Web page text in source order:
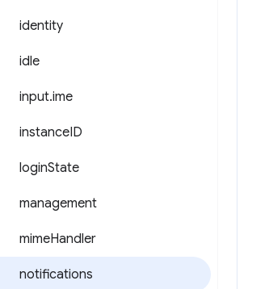
identity
idle
input.ime
instanceID
loginState
management
mimeHandler
notifications